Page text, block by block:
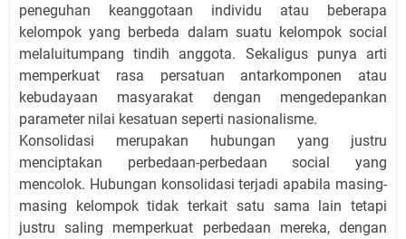
peneguhan keanggotaan individu atau beberapa
kelompok yang berbeda dalam suatu kelompok social
melaluitumpang tindih anggota. Sekaligus punya arti
memperkuat rasa persatuan antarkomponen atau
kebudayaan masyarakat dengan mengedepankan
parameter nilai kesatuan seperti nasionalisme.
Konsolidasi merupakan hubungan yang justru
menciptakan perbedaan-perbedaan social yang
mencolok. Hubungan konsolidasi terjadi apabila masing-
masing kelompok tidak terkait satu sama lain tetapi
justru saling memperkuat perbedaan mereka, dengan